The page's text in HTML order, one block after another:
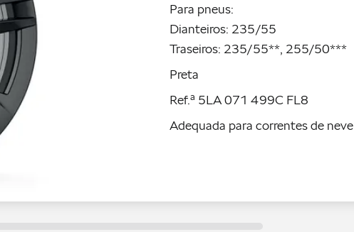
Para pneus:
Dianteiros: 235/55
Traseiros: 235/55**, 255/50***
Preta
Ref.ª 5LA 071 499C FL8
Adequada para correntes de neve